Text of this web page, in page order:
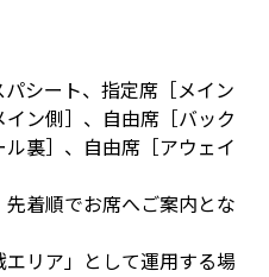
シート、指定席［メイン
ン側］、自由席［バック
裏］、自由席［アウェイ
着順でお席へご案内とな
リア」として運用する場